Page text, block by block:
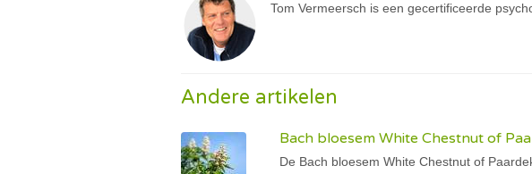
Tom Vermeersch is een gecertificeerde
Andere artikelen
Bach bloesem White Chestnut of
De Bach bloesem White Chestnut of